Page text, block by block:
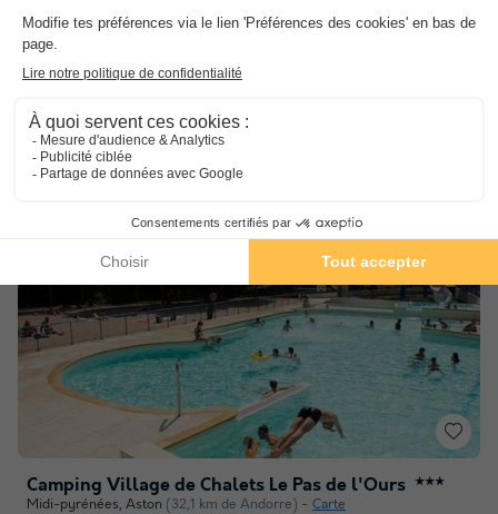
Camping Village de Chalets Le Pas de l'Ours ★★★
Midi-pyrénées, Aston (32,1 km de Andorre) Carte
Réservez vos vacances aujourd'hui et profitez
séjour !